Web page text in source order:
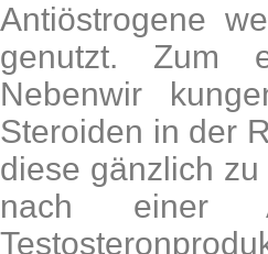
Antiöstrogene
genutzt. Zum
Nebenwir
Steroiden in der
diese gänzlich
nach einer